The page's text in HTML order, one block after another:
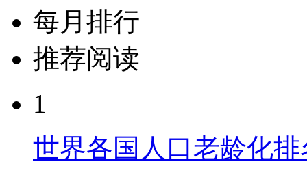
每月排行
推荐阅读
1
世界各国人口老龄化